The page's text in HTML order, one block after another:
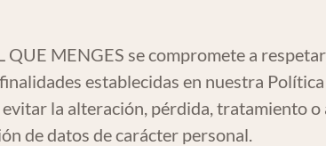
MENGES se compromete a
establecidas en nuestra
la alteración, pérdida, tratamiento
de datos de carácter personal.